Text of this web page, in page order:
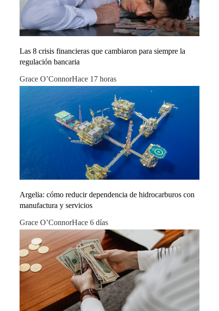
Las 8 crisis financieras que cambiaron para siempre la
regulación bancaria
Grace O’ConnorHace 17 horas
Argelia: cómo reducir dependencia de hidrocarburos con
manufactura y servicios
Grace O’ConnorHace 6 días